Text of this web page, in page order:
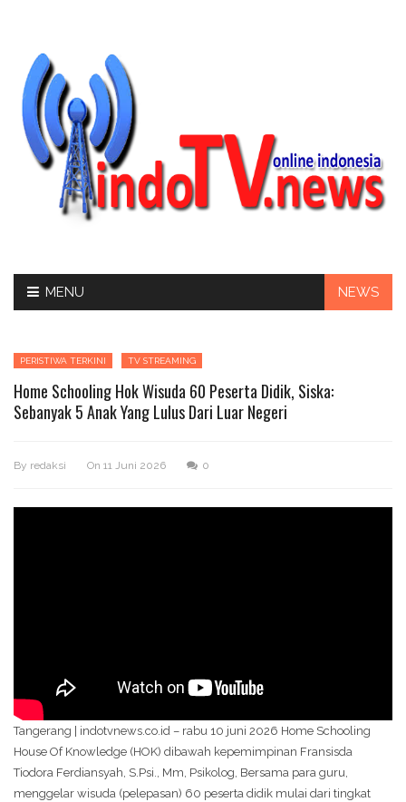
MENU NEWS
PERISTIWA TERKINI TV STREAMING
Home Schooling Hok Wisuda 60 Peserta Didik, Siska:
Sebanyak 5 Anak Yang Lulus Dari Luar Negeri
By redaksi On 11 Juni 2026 0
Tangerang | indotvnews.co.id – rabu 10 juni 2026 Home Schooling
House Of Knowledge (HOK) dibawah kepemimpinan Fransisda
Tiodora Ferdiansyah, S.Psi., Mm, Psikolog, Bersama para guru,
menggelar wisuda (pelepasan) 60 peserta didik mulai dari tingkat